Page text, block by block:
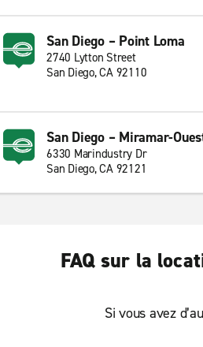
San Diego – Point Loma
2740 Lytton Street
San Diego, CA 92110
San Diego – Miramar-
6330 Marindustry Dr
San Diego, CA 92121
FAQ sur la
Si vous avez